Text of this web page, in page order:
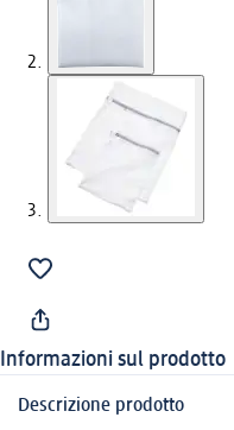
Informazioni sul prodotto
Descrizione prodotto